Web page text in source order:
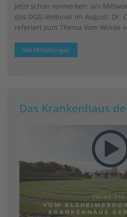
Jetzt schon vormerken: am
das DGG-Webinar im August. Dr.
referiert zum Thema Vom Winde
Alle Mitteilungen
Das Krankenhaus